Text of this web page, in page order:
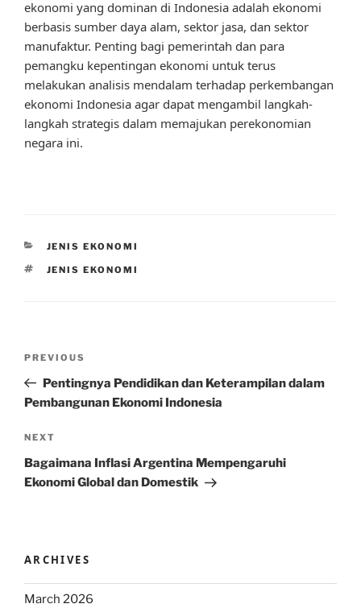
ekonomi yang dominan di Indonesia adalah ekonomi
berbasis sumber daya alam, sektor jasa, dan sektor
manufaktur. Penting bagi pemerintah dan para
pemangku kepentingan ekonomi untuk terus
melakukan analisis mendalam terhadap perkembangan
ekonomi Indonesia agar dapat mengambil langkah-
langkah strategis dalam memajukan perekonomian
negara ini.
CATEGORIES
JENIS EKONOMI
TAGS
JENIS EKONOMI
Previous
Post
PREVIOUS
Pentingnya Pendidikan dan Keterampilan dalam
Pembangunan Ekonomi Indonesia
Next
Post
NEXT
Bagaimana Inflasi Argentina Mempengaruhi
Ekonomi Global dan Domestik
ARCHIVES
March 2026